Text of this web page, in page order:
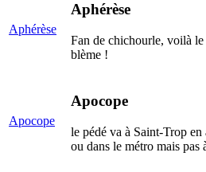
Aphérèse
Aphérèse
Fan de chichourle, voilà
blème !
Apocope
Apocope
le pédé va à Saint-Trop
ou dans le métro mais pas